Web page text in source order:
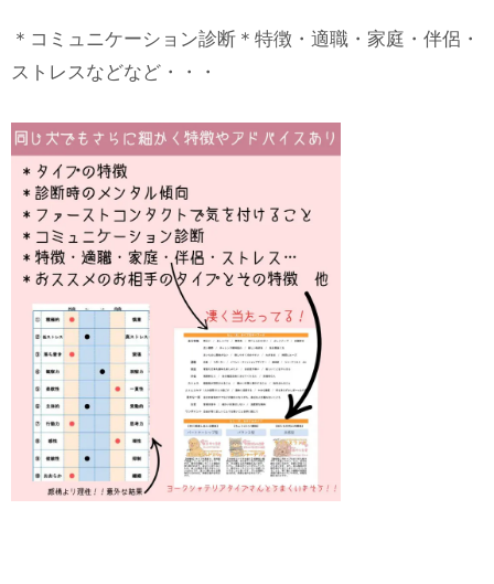
＊コミュニケーション診断＊特徴・適職・家庭・伴侶・
ストレスなどなど・・・